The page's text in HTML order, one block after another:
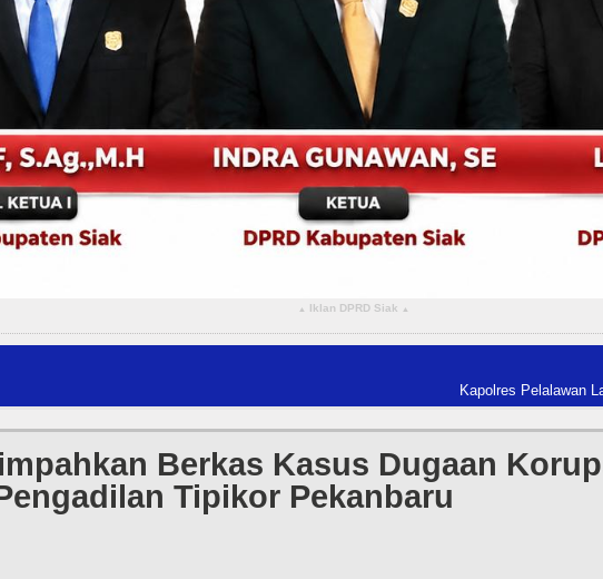
▴ Iklan DPRD Siak ▴
Kapolres Pelalawan Lantik
Berkas Kasus Dugaan
Tipikor Pekanbaru